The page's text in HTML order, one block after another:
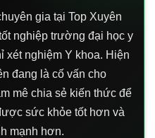
gia tại Top Xuyên
nghiệp trường đại học y
nghiệm Y khoa. Hiện
đang là cố vấn cho
mê chia sẻ kiến thức để
sức khỏe tốt hơn và
mạnh hơn.